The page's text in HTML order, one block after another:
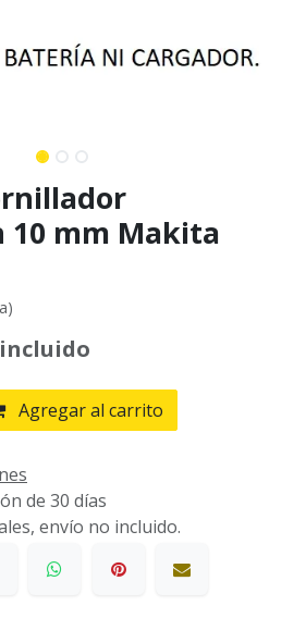
10 mm Makita
Agregar al carrito
de 30 días
envío no incluido.